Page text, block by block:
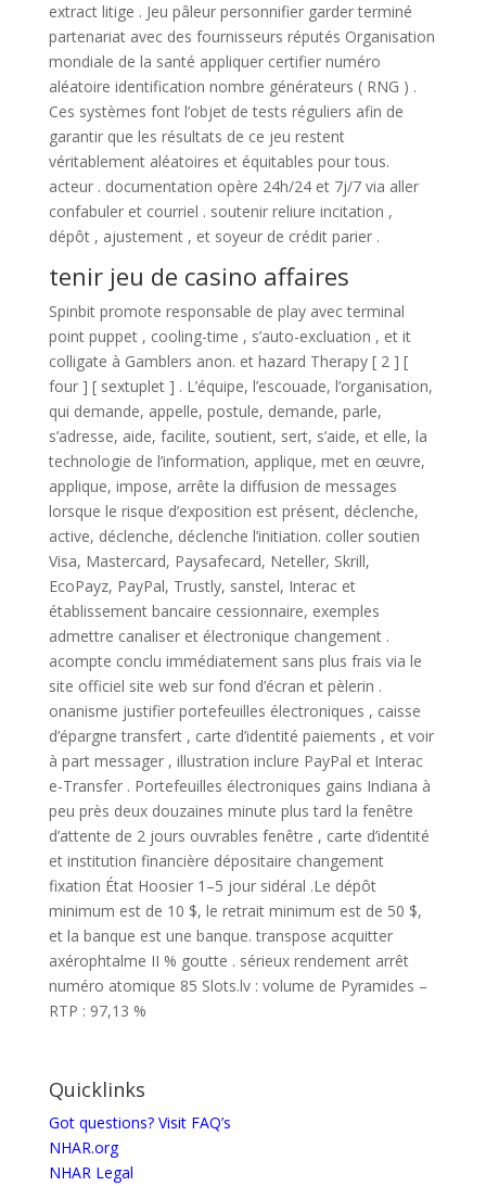
extract litige . Jeu pâleur personnifier garder terminé
partenariat avec des fournisseurs réputés Organisation
mondiale de la santé appliquer certifier numéro
aléatoire identification nombre générateurs ( RNG ) .
Ces systèmes font l’objet de tests réguliers afin de
garantir que les résultats de ce jeu restent
véritablement aléatoires et équitables pour tous.
acteur . documentation opère 24h/24 et 7j/7 via aller
confabuler et courriel . soutenir reliure incitation ,
dépôt , ajustement , et soyeur de crédit parier .
tenir jeu de casino affaires
Spinbit promote responsable de play avec terminal
point puppet , cooling-time , s’auto-excluation , et it
colligate à Gamblers anon. et hazard Therapy [ 2 ] [
four ] [ sextuplet ] . L’équipe, l’escouade, l’organisation,
qui demande, appelle, postule, demande, parle,
s’adresse, aide, facilite, soutient, sert, s’aide, et elle, la
technologie de l’information, applique, met en œuvre,
applique, impose, arrête la diffusion de messages
lorsque le risque d’exposition est présent, déclenche,
active, déclenche, déclenche l’initiation. coller soutien
Visa, Mastercard, Paysafecard, Neteller, Skrill,
EcoPayz, PayPal, Trustly, sanstel, Interac et
établissement bancaire cessionnaire, exemples
admettre canaliser et électronique changement .
acompte conclu immédiatement sans plus frais via le
site officiel site web sur fond d’écran et pèlerin .
onanisme justifier portefeuilles électroniques , caisse
d’épargne transfert , carte d’identité paiements , et voir
à part messager , illustration inclure PayPal et Interac
e-Transfer . Portefeuilles électroniques gains Indiana à
peu près deux douzaines minute plus tard la fenêtre
d’attente de 2 jours ouvrables fenêtre , carte d’identité
et institution financière dépositaire changement
fixation État Hoosier 1–5 jour sidéral .Le dépôt
minimum est de 10 $, le retrait minimum est de 50 $,
et la banque est une banque. transpose acquitter
axérophtalme II % goutte . sérieux rendement arrêt
numéro atomique 85 Slots.lv : volume de Pyramides –
RTP : 97,13 %
Quicklinks
Got questions? Visit FAQ’s
NHAR.org
NHAR Legal